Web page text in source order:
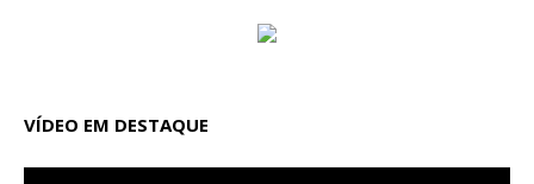
VÍDEO EM DESTAQUE